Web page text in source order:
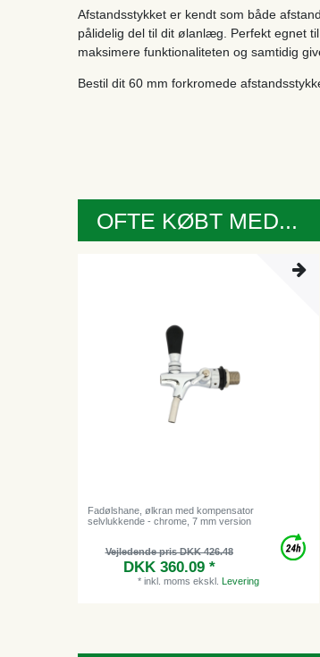
Afstandsstykket er kendt som både
pålidelig del til dit ølanlæg. Perfekt egnet
maksimere funktionaliteten og samtidig
Bestil dit 60 mm forkromede
OFTE KØBT MED...
Fadølshane, ølkran med kompensator
selvlukkende - chrome, 7 mm version
Vejledende pris DKK 426.48
DKK 360.09 *
* inkl. moms ekskl. Levering